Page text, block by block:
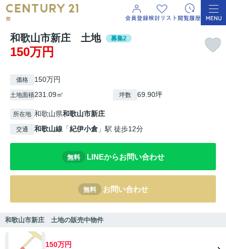
和歌山市新庄 土地 募集2
150万円
価格 150万円
土地面積231.09㎡ 坪数 69.90坪
所在地 和歌山県和歌山市新庄
交通 和歌山線 「紀伊小倉 」駅 徒歩12分
無料 LINEからお問い合わせ
無料 お問い合わせ
和歌山市新庄 土地の販売中物件
150万円